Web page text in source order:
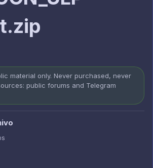
material only. Never purchased, never
public forums and Telegram